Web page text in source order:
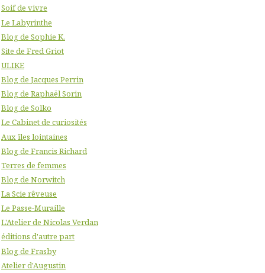
Soif de vivre
Le Labyrinthe
Blog de Sophie K.
Site de Fred Griot
ULIKE
Blog de Jacques Perrin
Blog de Raphaël Sorin
Blog de Solko
Le Cabinet de curiosités
Aux îles lointaines
Blog de Francis Richard
Terres de femmes
Blog de Norwitch
La Scie rêveuse
Le Passe-Muraille
L'Atelier de Nicolas Verdan
éditions d'autre part
Blog de Frasby
Atelier d'Augustin